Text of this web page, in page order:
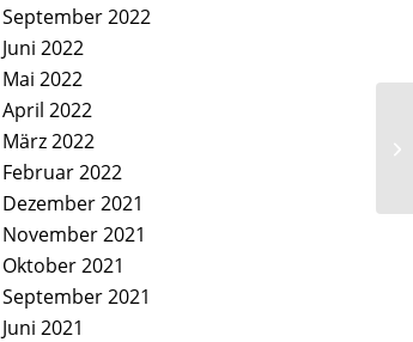
September 2022
Juni 2022
Mai 2022
April 2022
März 2022
Februar 2022
Dezember 2021
November 2021
Oktober 2021
September 2021
Juni 2021